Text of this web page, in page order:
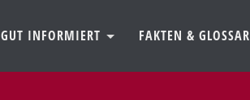
GUT INFORMIERT FAKTEN & GLOSSAR